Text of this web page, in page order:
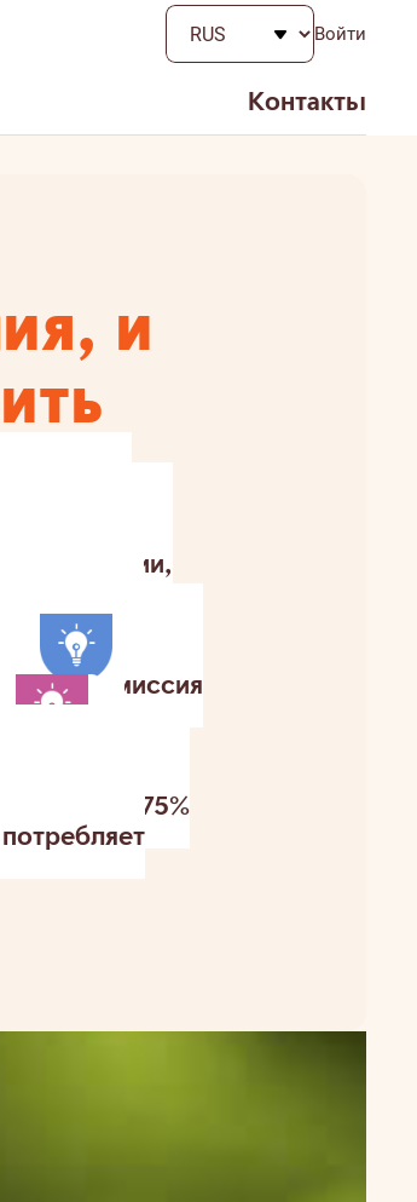
Войти
Контакты
и
Делая
чем при
меньше
эмиссия
и на 75%